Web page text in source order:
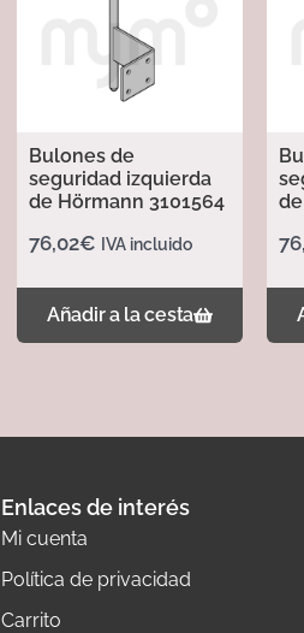
Bulones de
seguridad izquierda
de Hörmann 3101564
76,02€ IVA incluido
Añadir a la cesta
Enlaces de interés
Mi cuenta
Política de privacidad
Carrito